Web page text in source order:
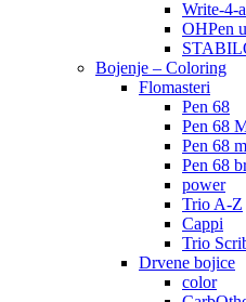
Write-4-
OHPen
Bojenje – Coloring
Flomasteri
Pen 68
Pen 68
Pen 68
Pen 68
power
Trio A-Z
Cappi
Trio
Drvene bojice
color